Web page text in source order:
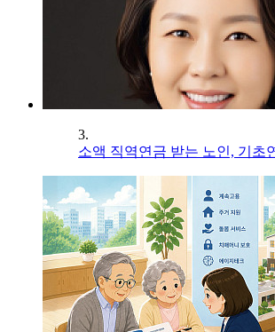
3.
소액 직역연금 받는 노인, 기초